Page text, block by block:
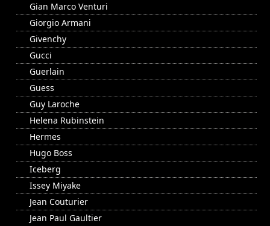
Gian Marco Venturi
Giorgio Armani
Givenchy
Gucci
Guerlain
Guess
Guy Laroche
Helena Rubinstein
Hermes
Hugo Boss
Iceberg
Issey Miyake
Jean Couturier
Jean Paul Gaultier